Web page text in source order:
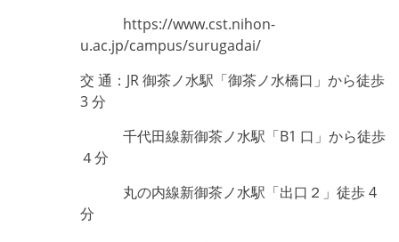
https://www.cst.nihon-
u.ac.jp/campus/surugadai/
交 通：JR 御茶ノ水駅「御茶ノ水橋口」から徒歩
3 分
千代田線新御茶ノ水駅「B1 口」から徒歩
４分
丸の内線新御茶ノ水駅「出口２」徒歩 4
分